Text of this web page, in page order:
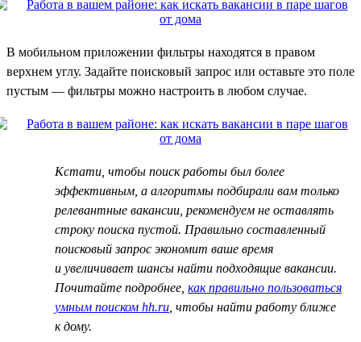
В мобильном приложении фильтры находятся в правом
верхнем углу. Задайте поисковый запрос или оставьте это поле
пустым — фильтры можно настроить в любом случае.
Кстати, чтобы поиск работы был более
эффективным, а алгоритмы подбирали вам только
релевантные вакансии, рекомендуем не оставлять
строку поиска пустой. Правильно составленный
поисковый запрос экономит ваше время
и увеличивает шансы найти подходящие вакансии.
Почитайте подробнее, как правильно пользоваться
умным поиском hh.ru , чтобы найти работу ближе
к дому.